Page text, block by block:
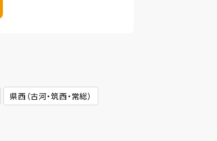
県西（古河・筑西・常総）